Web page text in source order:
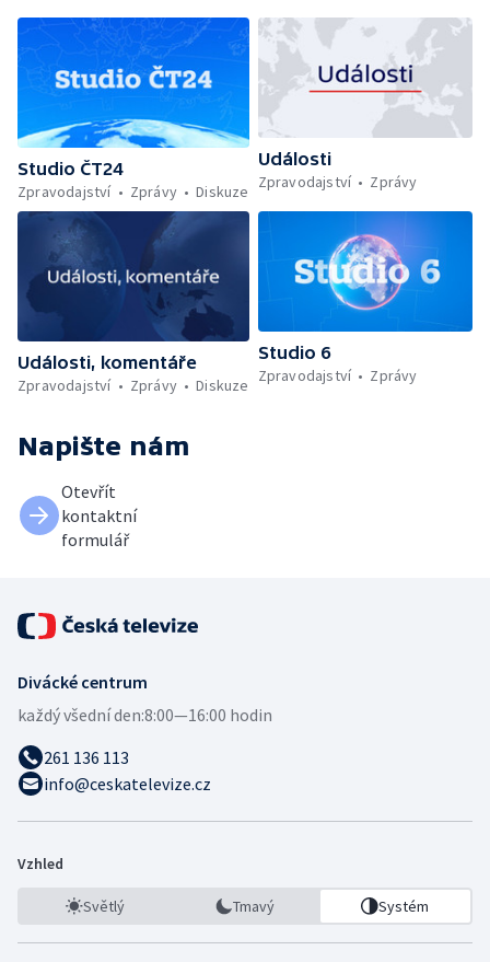
Studio ČT24
Zpravodajství
Zprávy Diskuze
Události
Zpravodajství
Zprávy
Události, komentáře
Zpravodajství
Zprávy Diskuze
Studio 6
Zpravodajství
Zprávy
Napište nám
Otevřít
kontaktní
formulář
Divácké centrum
každý všední den:8:00—16:00 hodin
261 136 113
info@ceskatelevize.cz
Vzhled
Světlý Tmavý Systém